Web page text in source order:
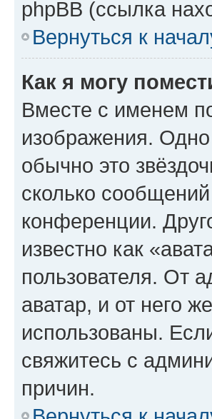
phpBB (ссылка
Вернуться к
Как я могу
Вместе с именем
изображения.
обычно это
сколько
конференции.
известно как
пользователя. От
аватар, и от него
использованы.
свяжитесь с
причин.